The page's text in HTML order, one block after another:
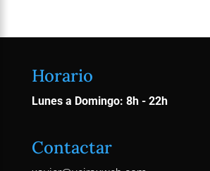
.
Horario
Lunes a Domingo: 8h - 22h
Contactar